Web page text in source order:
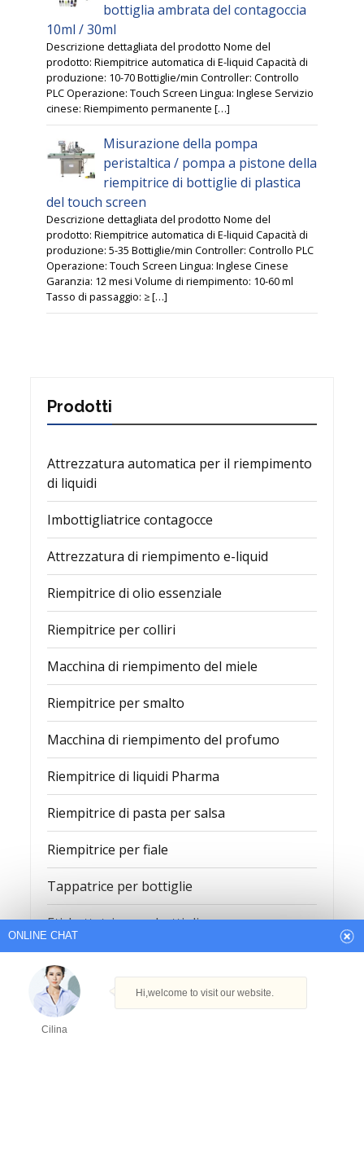
bottiglia ambrata del contagoccia
10ml / 30ml
Descrizione dettagliata del prodotto Nome del
prodotto: Riempitrice automatica di E-liquid Capacità di
produzione: 10-70 Bottiglie/min Controller: Controllo
PLC Operazione: Touch Screen Lingua: Inglese Servizio
cinese: Riempimento permanente […]
Misurazione della pompa
peristaltica / pompa a pistone della
riempitrice di bottiglie di plastica
del touch screen
Descrizione dettagliata del prodotto Nome del
prodotto: Riempitrice automatica di E-liquid Capacità di
produzione: 5-35 Bottiglie/min Controller: Controllo PLC
Operazione: Touch Screen Lingua: Inglese Cinese
Garanzia: 12 mesi Volume di riempimento: 10-60 ml
Tasso di passaggio: ≥ […]
Prodotti
Attrezzatura automatica per il riempimento
di liquidi
Imbottigliatrice contagocce
Attrezzatura di riempimento e-liquid
Riempitrice di olio essenziale
Riempitrice per colliri
Macchina di riempimento del miele
Riempitrice per smalto
Macchina di riempimento del profumo
Riempitrice di liquidi Pharma
Riempitrice di pasta per salsa
Riempitrice per fiale
Tappatrice per bottiglie
Etichettatrice per bottiglie
Informazioni di contatto
ONLINE CHAT
Cilina
Hi,welcome to visit our website.